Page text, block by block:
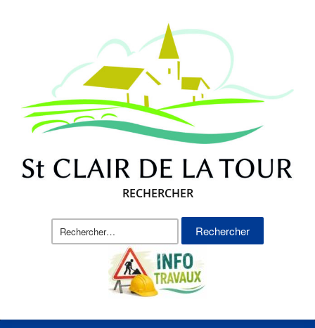
RECHERCHER
Rechercher :